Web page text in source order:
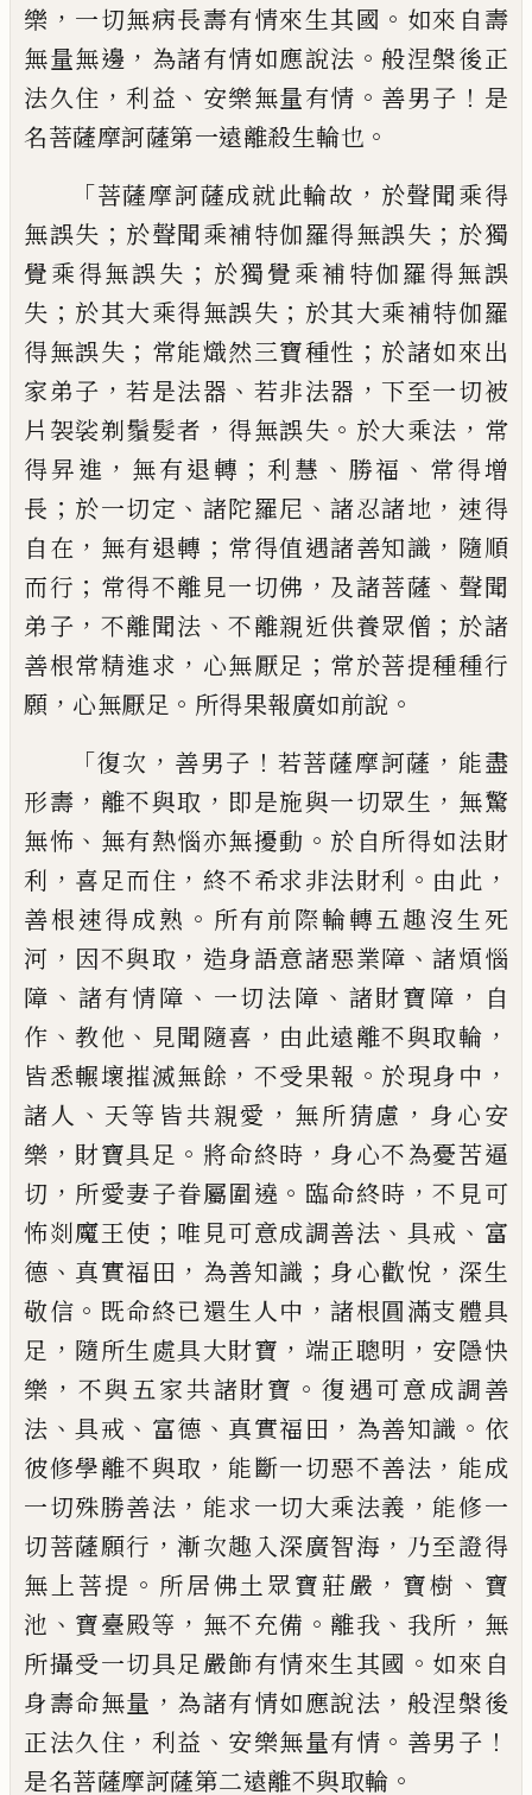
樂 ， 一切無病長壽有情來生其國 。 如來自壽
無量無邊 ， 為諸有情如應說法 。 般涅槃後正
法久住 ，利益 、 安樂無量有情 。 善男子 ！ 是
名菩薩摩訶薩第一遠離殺生輪也 。
「菩薩摩訶薩成就此輪故 ， 於聲聞乘得
無誤失 ； 於聲聞乘補特伽羅得無誤失 ； 於獨
覺乘得無誤失 ； 於獨覺乘補特伽羅得無誤
失 ； 於其大乘得無誤失 ； 於其大乘補特伽羅
得無誤失 ； 常能熾然三寶種性 ； 於諸如來出
家弟子 ，若是法器 、 若非法器 ， 下至一切被
片袈裟剃鬚髮者 ， 得無誤失 。 於大乘法 ， 常
得昇進 ， 無有退轉 ； 利慧 、 勝福 、 常得增
長 ； 於一切定 、 諸陀羅尼 、諸忍諸地 ， 速得
自在 ， 無有退轉 ； 常得值遇諸善知識 ， 隨順
而行 ； 常得不離見一切佛 ， 及諸菩薩 、 聲聞
弟子 ， 不離聞法 、不離親近供養眾僧 ； 於諸
善根常精進求 ， 心無厭足 ； 常於菩提種種行
願 ， 心無厭足 。 所得果報廣如前說 。
「復次 ， 善男子 ！ 若菩薩摩訶薩 ， 能盡
形壽 ， 離不與取 ， 即是施與一切眾生 ， 無驚
無怖 、 無有熱惱亦無擾動 。 於自所得如法財
利 ， 喜足而住 ， 終不希求非法財利 。 由此 ，
善根速得成熟 。 所有前際輪轉五趣沒生死
河 ， 因不與取 ， 造身語意諸惡業障 、諸煩惱
障 、 諸有情障 、 一切法障 、 諸財寶障 ， 自
作 、教他 、 見聞隨喜 ， 由此遠離不與取輪 ，
皆悉輾壞摧滅無餘 ， 不受果報 。 於現身中 ，
諸人 、 天等皆共親愛 ， 無所猜慮 ， 身心安
樂 ， 財寶具足 。 將命終時 ， 身心不為憂苦逼
切 ， 所愛妻子眷屬圍遶 。 臨命終時 ，不見可
怖剡魔王使 ； 唯見可意成調善法 、 具戒 、 富
德 、 真實福田 ， 為善知識 ； 身心歡悅 ， 深生
敬信 。 既命終已還生人中 ，諸根圓滿支體具
足 ， 隨所生處具大財寶 ， 端正聰明 ， 安隱快
樂 ， 不與五家共諸財寶 。 復遇可意成調善
法 、具戒 、 富德 、 真實福田 ， 為善知識 。 依
彼修學離不與取 ， 能斷一切惡不善法 ， 能成
一切殊勝善法 ， 能求一切大乘法義 ， 能修一
切菩薩願行 ，漸次趣入深廣智海 ， 乃至證得
無上菩提 。 所居佛土眾寶莊嚴 ， 寶樹 、 寶
池 、 寶臺殿等 ， 無不充備 。 離我 、 我所 ， 無
所攝受一切具足嚴飾有情來生其國 。 如來自
身壽命無量 ， 為諸有情如應說法 ， 般涅槃後
正法久住 ， 利益 、 安樂無量有情 。 善男子 ！
是名菩薩摩訶薩第二遠離不與取輪 。